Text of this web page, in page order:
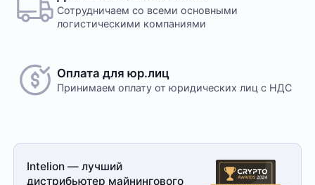
Сотрудничаем со всеми основными
логистическими компаниями
Оплата для юр.лиц
Принимаем оплату от юридических лиц с НДС
Intelion — лучший
дистрибьютер майнингового